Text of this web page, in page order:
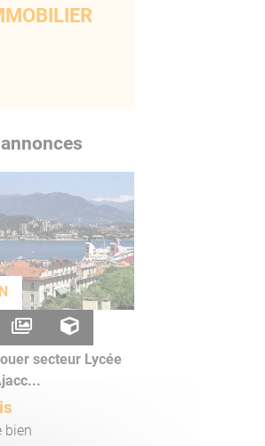
secteur Lycée
bien